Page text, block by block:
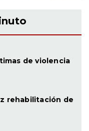
de violencia
rehabilitación de